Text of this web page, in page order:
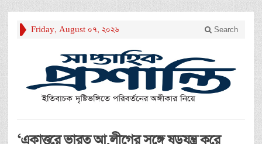
Friday, August 07, 2026 Search